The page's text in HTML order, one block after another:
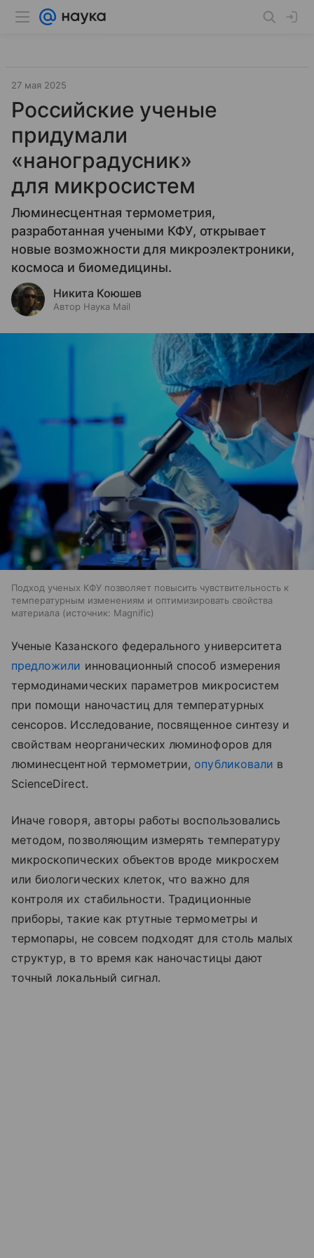
27 мая 2025
Российские ученые
придумали
«наноградусник»
для микросистем
Люминесцентная термометрия,
разработанная учеными КФУ, открывает
новые возможности для микроэлектроники,
космоса и биомедицины.
Никита Коюшев
Автор Наука Mail
Подход ученых КФУ позволяет повысить чувствительность к
температурным изменениям и оптимизировать свойства
материала
источник: Magnific
Ученые Казанского федерального университета
предложили инновационный способ измерения
термодинамических параметров микросистем
при помощи наночастиц для температурных
сенсоров. Исследование, посвященное синтезу и
свойствам неорганических люминофоров для
люминесцентной термометрии, опубликовали в
ScienceDirect.
Иначе говоря, авторы работы воспользовались
методом, позволяющим измерять температуру
микроскопических объектов вроде микросхем
или биологических клеток, что важно для
контроля их стабильности. Традиционные
приборы, такие как ртутные термометры и
термопары, не совсем подходят для столь малых
структур, в то время как наночастицы дают
точный локальный сигнал.